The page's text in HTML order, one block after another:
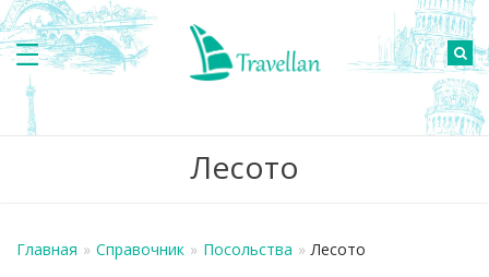
Лесото
Главная » Справочник » Посольства » Лесото